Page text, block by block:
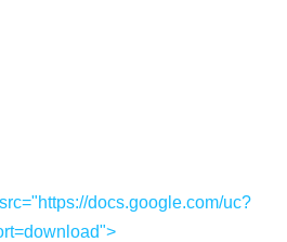
docs.google.com/uc?